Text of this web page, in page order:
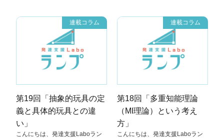
連載コラム
第19回「抽象的玩具の定
義と具体的玩具との違
い」
こんにちは、発達支援Laboラン
連載コラム
第18回「多重知能理論
（MI理論）という考え
方」
こんにちは、発達支援Laboラン